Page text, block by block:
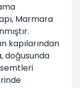
Marmara
kapılarından
doğusunda
semtleri